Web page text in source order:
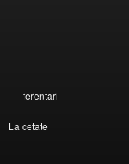
ferentari
La cetate